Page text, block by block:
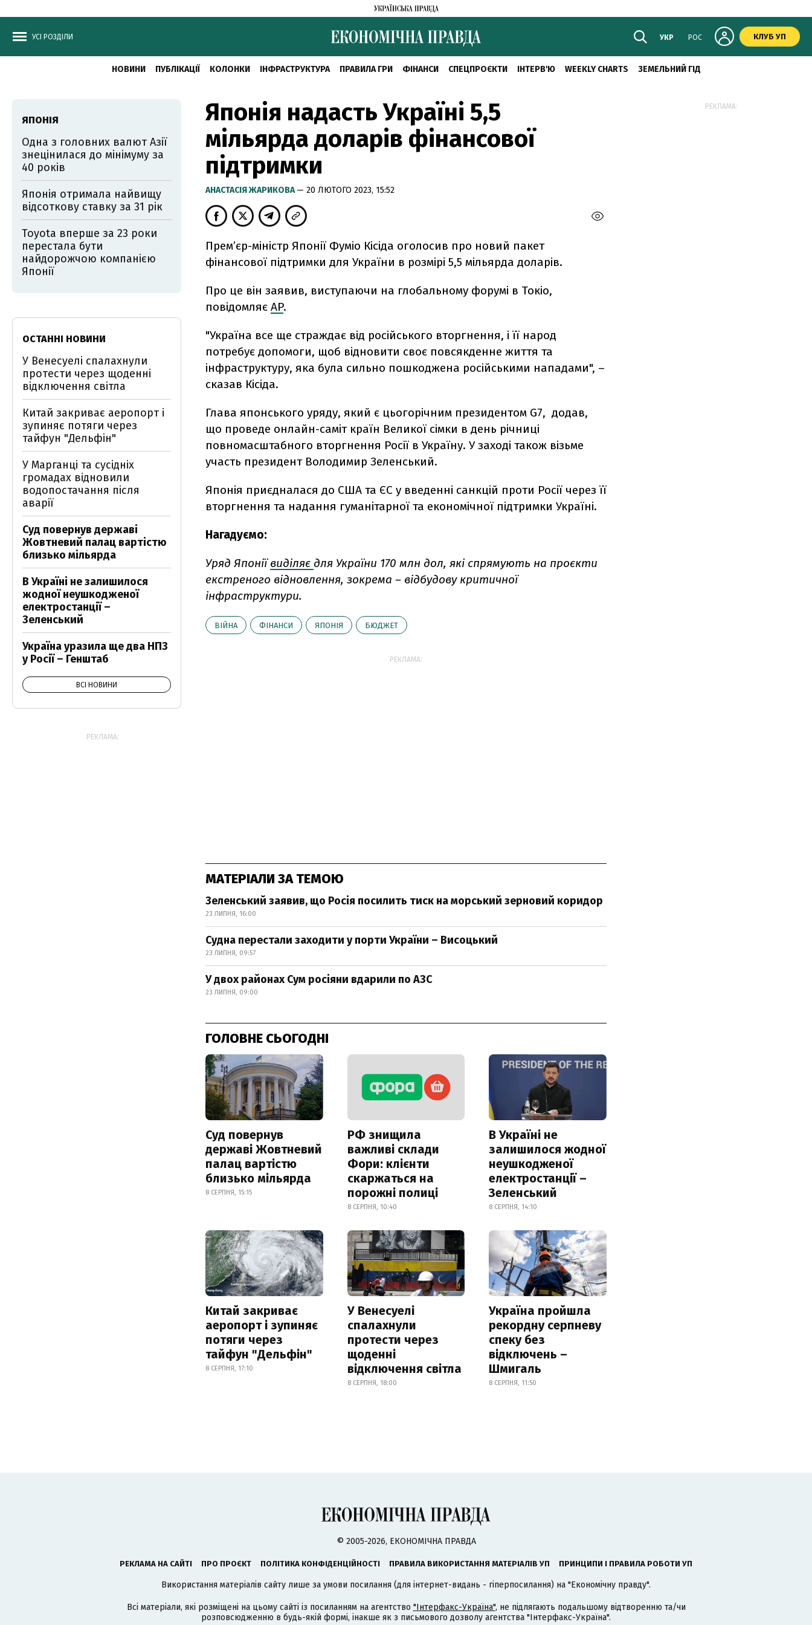
УСІ РОЗДІЛИ УКР РОС КЛУБ УП
НОВИНИ ПУБЛІКАЦІЇ КОЛОНКИ ІНФРАСТРУКТУРА ПРАВИЛА ГРИ ФІНАНСИ СПЕЦПРОЄКТИ ІНТЕРВ'Ю WEEKLY CHARTS ЗЕМЕЛЬНИЙ ГІД
Японія надасть Україні 5,5
мільярда доларів фінансової
підтримки
АНАСТАСІЯ ЖАРИКОВА— 20 ЛЮТОГО 2023, 15:52
Прем’єр-міністр Японії Фуміо Кісіда оголосив про новий пакет
фінансової підтримки для України в розмірі 5,5 мільярда доларів.
Про це він заявив, виступаючи на глобальному форумі в Токіо,
повідомляє AP.
"Україна все ще страждає від російського вторгнення, і її народ
потребує допомоги, щоб відновити своє повсякденне життя та
інфраструктуру, яка була сильно пошкоджена російськими нападами", –
сказав Кісіда.
Глава японського уряду, який є цьогорічним президентом G7, додав,
що проведе онлайн-саміт країн Великої сімки в день річниці
повномасштабного вторгнення Росії в Україну. У заході також візьме
участь президент Володимир Зеленський.
Японія приєдналася до США та ЄС у введенні санкцій проти Росії через її
вторгнення та надання гуманітарної та економічної підтримки Україні.
Нагадуємо:
Уряд Японіївиділяє для України 170 млн дол, які спрямують на проєкти
екстреного відновлення, зокрема – відбудову критичної
інфраструктури.
ВІЙНА ФІНАНСИ ЯПОНІЯ БЮДЖЕТ
РЕКЛАМА:
МАТЕРІАЛИ ЗА ТЕМОЮ
Зеленський заявив, що Росія посилить тиск на морський зерновий коридор
23 ЛИПНЯ, 16:00
Судна перестали заходити у порти України – Висоцький
23 ЛИПНЯ, 09:57
У двох районах Сум росіяни вдарили по АЗС
23 ЛИПНЯ, 09:00
ГОЛОВНЕ СЬОГОДНІ
Суд повернув
державі Жовтневий
палац вартістю
близько мільярда
8 СЕРПНЯ, 15:15
РФ знищила
важливі склади
Фори: клієнти
скаржаться на
порожні полиці
8 СЕРПНЯ, 10:40
В Україні не
залишилося жодної
неушкодженої
електростанції –
Зеленський
8 СЕРПНЯ, 14:10
Китай закриває
аеропорт і зупиняє
потяги через
тайфун "Дельфін"
8 СЕРПНЯ, 17:10
У Венесуелі
спалахнули
протести через
щоденні
відключення світла
8 СЕРПНЯ, 18:00
Україна пройшла
рекордну серпневу
спеку без
відключень –
Шмигаль
8 СЕРПНЯ, 11:50
ЯПОНІЯ
Одна з головних валют Азії
знецінилася до мінімуму за
40 років
Японія отримала найвищу
відсоткову ставку за 31 рік
Toyota вперше за 23 роки
перестала бути
найдорожчою компанією
Японії
ОСТАННІ НОВИНИ
У Венесуелі спалахнули
протести через щоденні
відключення світла
Китай закриває аеропорт і
зупиняє потяги через
тайфун "Дельфін"
У Марганці та сусідніх
громадах відновили
водопостачання після
аварії
Суд повернув державі
Жовтневий палац вартістю
близько мільярда
В Україні не залишилося
жодної неушкодженої
електростанції –
Зеленський
Україна уразила ще два НПЗ
у Росії – Генштаб
ВСІ НОВИНИ
РЕКЛАМА:
РЕКЛАМА:
© 2005-2026, ЕКОНОМІЧНА ПРАВДА
РЕКЛАМА НА САЙТІ ПРО ПРОЄКТ ПОЛІТИКА КОНФІДЕНЦІЙНОСТІ ПРАВИЛА ВИКОРИСТАННЯ МАТЕРІАЛІВ УП ПРИНЦИПИ І ПРАВИЛА РОБОТИ УП
Використання матеріалів сайту лише за умови посилання (для інтернет-видань - гіперпосилання) на "Економічну правду".
Всі матеріали, які розміщені на цьому сайті із посиланням на агентство "Інтерфакс-Україна", не підлягають подальшому відтворенню та/чи
розповсюдженню в будь-якій формі, інакше як з письмового дозволу агентства "Інтерфакс-Україна".